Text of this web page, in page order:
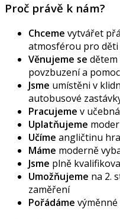
Proč právě k nám?
Chceme vytvářet
atmosférou pro děti
Věnujeme se
povzbuzení a pomoc
Jsme umístěni v
autobusové
Pracujeme v
Uplatňujeme
Učíme angličtinu
Máme moderně
Jsme plně
Umožňujeme na 2.
zaměření
Pořádáme